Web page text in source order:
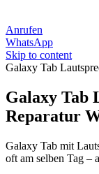
Anrufen
WhatsApp
Skip to content
Galaxy Tab
Galaxy Tab
Reparatur
Galaxy Tab mit
oft am selben Tag –